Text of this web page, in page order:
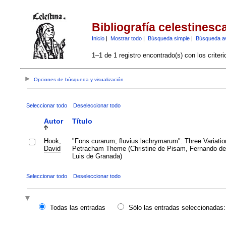
Bibliografía
Inicio| Mostrar todo| Búsqueda simple| Búsqueda
1–1 de 1 registro encontrado(s) con los
Opciones de búsqueda y visualización
Seleccionar todo Deseleccionar todo
Autor Título
Hook,
David
"Fons curarum; fluvius lachrymarum": Three
Petracham Theme (Christine de Pisam, Fernando
Luis de Granada)
Seleccionar todo Deseleccionar todo
Todas las entradas
Sólo las entradas seleccionadas: